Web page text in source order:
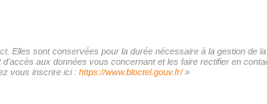
Elles sont conservées pour la durée nécessaire à la gestion de
aux données vous concernant et les faire rectifier en
vous inscrire ici : https://www.bloctel.gouv.fr/»